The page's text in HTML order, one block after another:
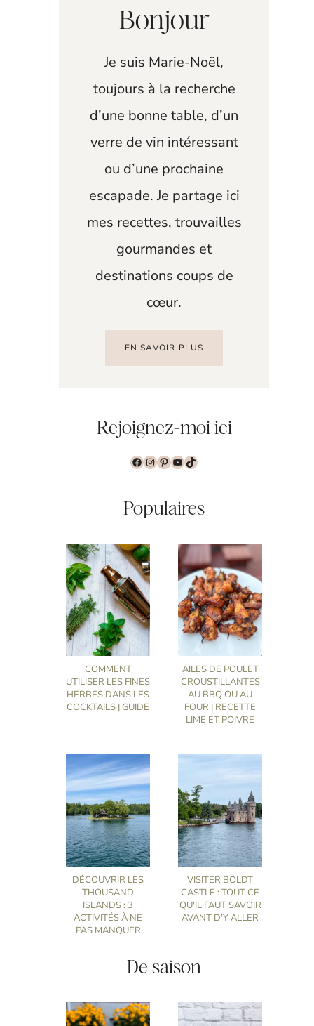
Bonjour
Je suis Marie-Noël,
toujours à la recherche
d’une bonne table, d’un
verre de vin intéressant
ou d’une prochaine
escapade. Je partage ici
mes recettes, trouvailles
gourmandes et
destinations coups de
cœur.
EN SAVOIR PLUS
Rejoignez-moi ici
Facebook InstagramPinterest YouTubeTikTok
Populaires
COMMENT
UTILISER LES FINES
HERBES DANS LES
COCKTAILS | GUIDE
AILES DE POULET
CROUSTILLANTES
AU BBQ OU AU
FOUR | RECETTE
LIME ET POIVRE
DÉCOUVRIR LES
THOUSAND
ISLANDS : 3
ACTIVITÉS À NE
PAS MANQUER
VISITER BOLDT
CASTLE : TOUT CE
QU'IL FAUT SAVOIR
AVANT D'Y ALLER
De saison